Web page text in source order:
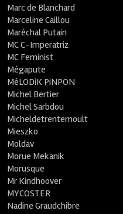
Marc de Blanchard
Marceline Caillou
Maréchal Putain
MC C-Imperatriz
MC Feminist
Mégapute
MéLODiK PiNPON
Michel Bertier
Michel Sarbdou
Micheldetrentemoult
Mieszko
Moldav
Morue Mekanik
Morusque
Mr Kindhoover
MYCOSTER
Nadine Graudchibre